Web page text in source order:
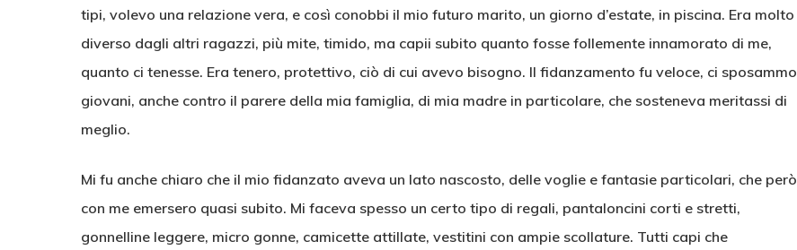
tipi, volevo una relazione vera, e così conobbi il mio futuro marito, un giorno d’estate, in piscina. Era molto
diverso dagli altri ragazzi, più mite, timido, ma capii subito quanto fosse follemente innamorato di me,
quanto ci tenesse. Era tenero, protettivo, ciò di cui avevo bisogno. Il fidanzamento fu veloce, ci sposammo
giovani, anche contro il parere della mia famiglia, di mia madre in particolare, che sosteneva meritassi di
meglio.
Mi fu anche chiaro che il mio fidanzato aveva un lato nascosto, delle voglie e fantasie particolari, che però
con me emersero quasi subito. Mi faceva spesso un certo tipo di regali, pantaloncini corti e stretti,
gonnelline leggere, micro gonne, camicette attillate, vestitini con ampie scollature. Tutti capi che